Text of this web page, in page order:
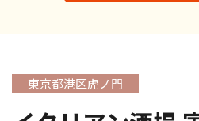
東京都港区虎ノ門